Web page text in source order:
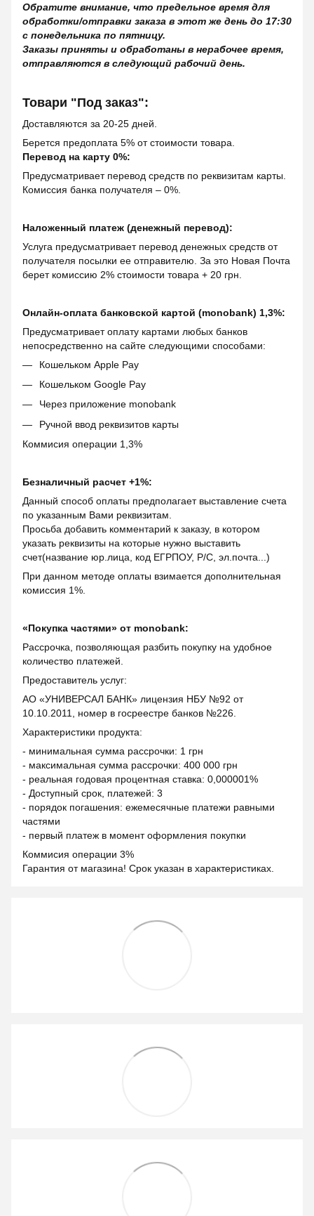
Обратите внимание, что предельное время для
обработки/отправки заказа в этот же день до 17:30
с понедельника по пятницу.
Заказы приняты и обработаны в нерабочее время,
отправляются в следующий рабочий день.
Товари "Под заказ":
Доставляются за 20-25 дней.
Берется предоплата 5% от стоимости товара.
Перевод на карту 0%:
Предусматривает перевод средств по реквизитам карты.
Комиссия банка получателя – 0%.
Наложенный платеж (денежный перевод):
Услуга предусматривает перевод денежных средств от
получателя посылки ее отправителю. За это Новая Почта
берет комиссию 2% стоимости товара + 20 грн.
Онлайн-оплата банковской картой (monobank) 1,3%:
Предусматривает оплату картами любых банков
непосредственно на сайте следующими способами:
Кошельком Apple Pay
Кошельком Google Pay
Через приложение monobank
Ручной ввод реквизитов карты
Коммисия операции 1,3%
Безналичный расчет +1%:
Данный способ оплаты предполагает выставление счета
по указанным Вами реквизитам.
Просьба добавить комментарий к заказу, в котором
указать реквизиты на которые нужно выставить
счет(название юр.лица, код ЕГРПОУ, Р/С, эл.почта...)
При данном методе оплаты взимается дополнительная
комиссия 1%.
«Покупка частями» от monobank:
Рассрочка, позволяющая разбить покупку на удобное
количество платежей.
Предоставитель услуг:
АО «УНИВЕРСАЛ БАНК» лицензия НБУ №92 от
10.10.2011, номер в госреестре банков №226.
Характеристики продукта:
- минимальная сумма рассрочки: 1 грн
- максимальная сумма рассрочки: 400 000 грн
- реальная годовая процентная ставка: 0,000001%
- Доступный срок, платежей: 3
- порядок погашения: ежемесячные платежи равными
частями
- первый платеж в момент оформления покупки
Коммисия операции 3%
Гарантия от магазина! Срок указан в характеристиках.